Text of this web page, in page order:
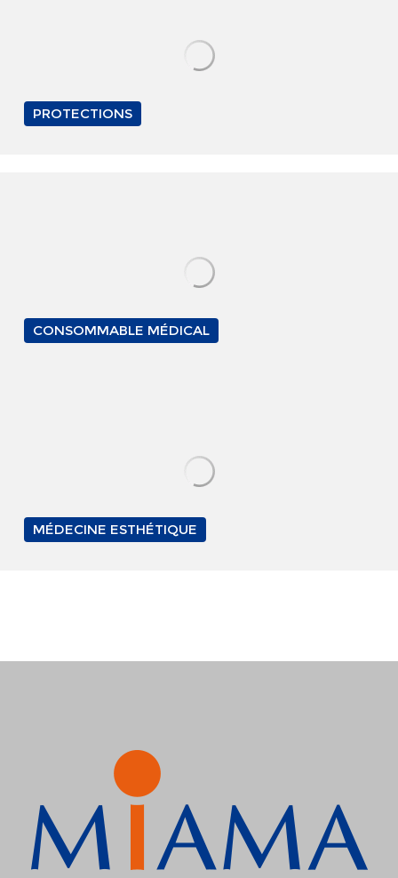
PROTECTIONS
CONSOMMABLE MÉDICAL
MÉDECINE ESTHÉTIQUE